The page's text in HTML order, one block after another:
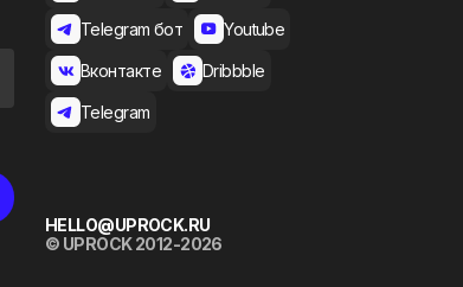
Telegram бот Youtube
Вконтакте Dribbble
Telegram
HELLO@UPROCK.RU
© UPROCK 2012-2026